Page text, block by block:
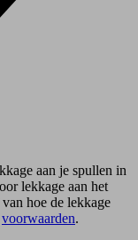
aan je spullen in
lekkage aan het
hoe de lekkage
voorwaarden.